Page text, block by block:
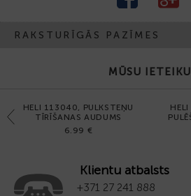
RAKSTURĪGĀS PAZĪMES
MŪSU
Previous
HELI 113040, PULKSTEŅU
TĪRĪŠANAS AUDUMS
6.99 €
Klientu atbalsts
+371 27 241 888